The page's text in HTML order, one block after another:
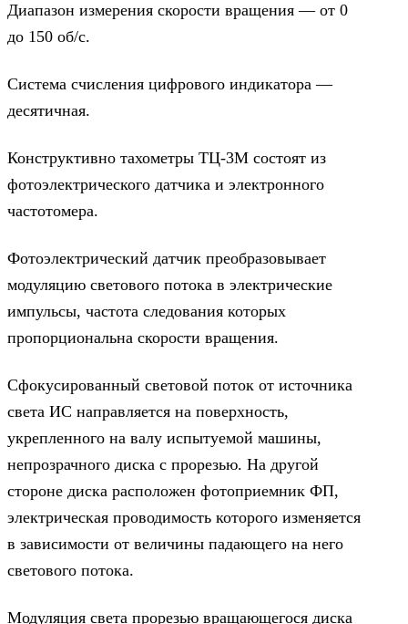
Диапазон измерения скорости вращения — от 0
до 150 об/с.
Система счисления цифрового индикатора —
десятичная.
Конструктивно тахометры ТЦ-3М состоят из
фотоэлектрического датчика и электронного
частотомера.
Фотоэлектрический датчик преобразовывает
модуляцию светового потока в электрические
импульсы, частота следования которых
пропорциональна скорости вращения.
Сфокусированный световой поток от источника
света ИС направляется на поверхность,
укрепленного на валу испытуемой машины,
непрозрачного диска с прорезью. На другой
стороне диска расположен фотоприемник ФП,
электрическая проводимость которого изменяется
в зависимости от величины падающего на него
светового потока.
Модуляция света прорезью вращающегося диска